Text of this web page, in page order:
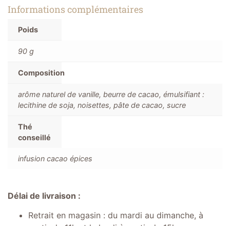
Informations complémentaires
Poids
90 g
Composition
arôme naturel de vanille, beurre de cacao, émulsifiant :
lecithine de soja, noisettes, pâte de cacao, sucre
Thé
conseillé
infusion cacao épices
Délai de livraison :
Retrait en magasin : du mardi au dimanche, à